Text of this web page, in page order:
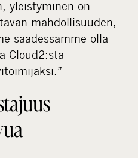
yleistyminen on
mahdollisuuden,
saadessamme olla
Cloud2:sta